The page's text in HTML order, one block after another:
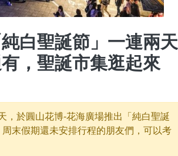
白聖誕節」一連兩天
，聖誕市集逛起來
，於圓山花博-花海廣場推出「純白聖誕
末假期還未安排行程的朋友們，可以考